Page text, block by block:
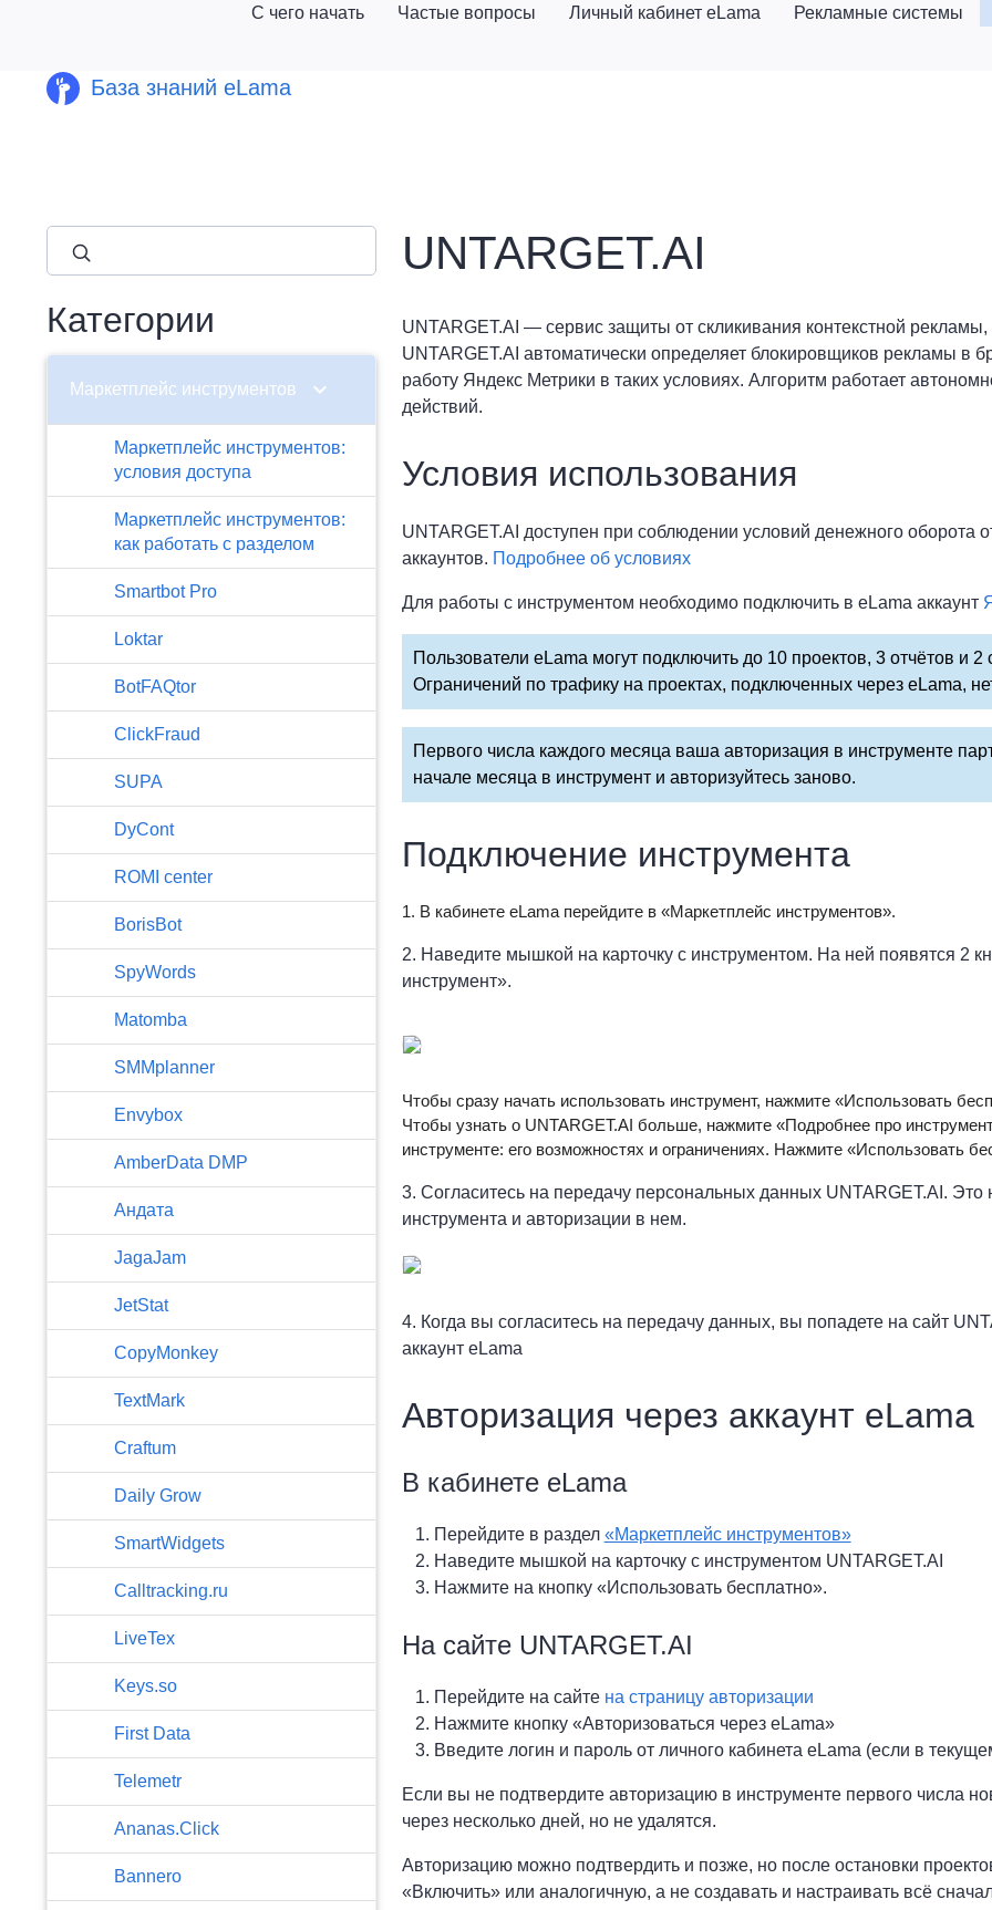
База знаний eLama
С чего начать Частые вопросы Личный кабинет eLama Рекламные системы
Категории
Маркетплейс инструментов chevron_right
Маркетплейс инструментов:
условия доступа
Маркетплейс инструментов:
как работать с разделом
Smartbot Pro
Loktar
BotFAQtor
​ClickFraud
SUPA
DyCont
ROMI center
BorisBot
SpyWords
Matomba
SMMplanner
Envybox
AmberData DMP
Андата
JagaJam
JetStat
CopyMonkey
TextMark
Craftum
​Daily Grow
SmartWidgets
Calltracking.ru
LiveTex
Keys.so
First Data
Telemetr
Ananas.Click
Bannero
UNTARGET.AI
UNTARGET.AI — сервис защиты от скликивания контекстной
UNTARGET.AI автоматически определяет блокировщиков рекламы в
работу Яндекс Метрики в таких условиях. Алгоритм работает
действий.
Условия использования
UNTARGET.AI доступен при соблюдении условий денежного оборота
аккаунтов. Подробнее об условиях
Для работы с инструментом необходимо подключить в eLama аккаунт
Пользователи eLama могут подключить до 10 проектов, 3 отчётов и 2
Ограничений по трафику на проектах, подключенных через eLama,
Первого числа каждого месяца ваша авторизация в инструменте
начале месяца в инструмент и авторизуйтесь заново.
Подключение инструмента
1. В кабинете eLama перейдите в «Маркетплейс инструментов».
2. Наведите мышкой на карточку с инструментом. На ней появятся 2
инструмент».
Чтобы сразу начать использовать инструмент, нажмите «Использовать
Чтобы узнать о UNTARGET.AI больше, нажмите «Подробнее про
инструменте: его возможностях и ограничениях. Нажмите «Использовать
3. Согласитесь на передачу персональных данных UNTARGET.AI. Это
инструмента и авторизации в нем.
4. Когда вы согласитесь на передачу данных, вы попадете на сайт
аккаунт eLama
Авторизация через аккаунт eLama
В кабинете eLama
Перейдите в раздел «Маркетплейс инструментов»
Наведите мышкой на карточку с инструментом UNTARGET.AI
Нажмите на кнопку «Использовать бесплатно».
На сайте UNTARGET.AI
Перейдите на сайте на страницу авторизации
Нажмите кнопку «Авторизоваться через eLama»
Введите логин и пароль от личного кабинета eLama (если в
Если вы не подтвердите авторизацию в инструменте первого числа
через несколько дней, но не удалятся.
Авторизацию можно подтвердить и позже, но после остановки
«Включить» или аналогичную, а не создавать и настраивать всё